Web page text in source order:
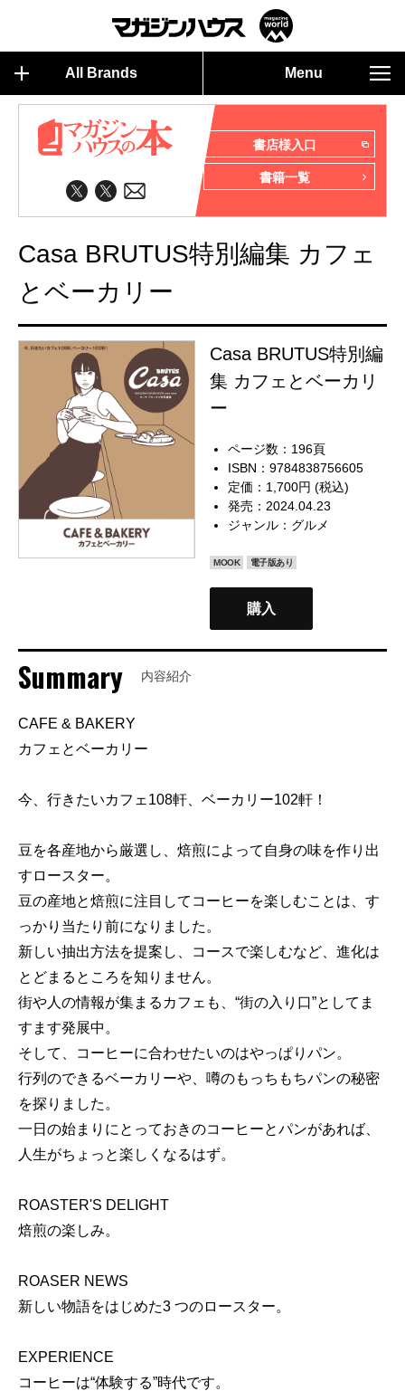
All Brands Menu
書店様入口
書籍一覧
Casa BRUTUS特別編集 カフェ
とベーカリー
Casa BRUTUS特別編
集 カフェとベーカリ
ー
ページ数：196頁
ISBN：9784838756605
定価：1,700円 (税込)
発売：2024.04.23
ジャンル： グルメ
MOOK 電子版あり
購入
Summary 内容紹介
CAFE & BAKERY
カフェとベーカリー
今、行きたいカフェ108軒、ベーカリー102軒！
豆を各産地から厳選し、焙煎によって自身の味を作り出
すロースター。
豆の産地と焙煎に注目してコーヒーを楽しむことは、す
っかり当たり前になりました。
新しい抽出方法を提案し、コースで楽しむなど、進化は
とどまるところを知りません。
街や人の情報が集まるカフェも、“街の入り口”としてま
すます発展中。
そして、コーヒーに合わせたいのはやっぱりパン。
行列のできるベーカリーや、噂のもっちもちパンの秘密
を探りました。
一日の始まりにとっておきのコーヒーとパンがあれば、
人生がちょっと楽しくなるはず。
ROASTER'S DELIGHT
焙煎の楽しみ。
ROASER NEWS
新しい物語をはじめた3 つのロースター。
EXPERIENCE
コーヒーは“体験する”時代です。